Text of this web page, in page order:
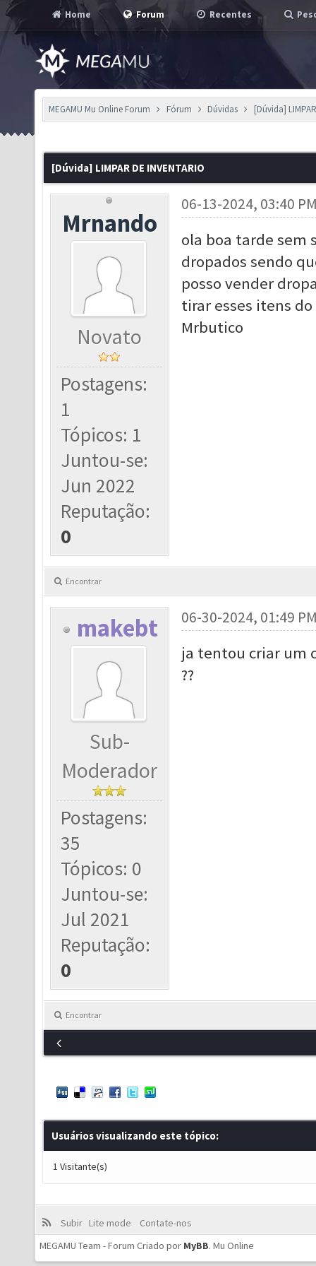
Home Forum Recentes
MEGAMU Mu Online Forum Fórum Dúvidas [Dúvida]
[Dúvida] LIMPAR DE INVENTARIO
Mrnando
Novato
Postagens:
1
Tópicos: 1
Juntou-se:
Jun 2022
Reputação:
0
06-13-2024, 03:40
ola boa tarde sem
dropados sendo
posso vender
tirar esses itens
Mrbutico
Encontrar
makebt
Sub-
Moderador
Postagens:
35
Tópicos: 0
Juntou-se:
Jul 2021
Reputação:
0
06-30-2024, 01:49
ja tentou criar um
??
Encontrar
Usuários visualizando este tópico:
1 Visitante(s)
Subir Lite mode
Contate-nos
MEGAMU Team - Forum Criado por MyBB. Mu Online